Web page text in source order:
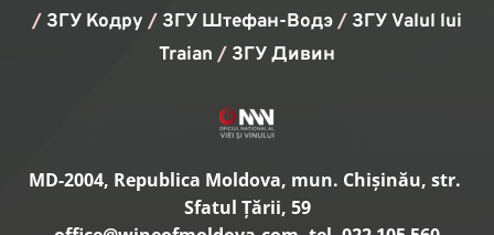
/ ЗГУ Кодру / ЗГУ Штефан-Водэ / ЗГУ Valul lui
Traian / ЗГУ Дивин
MD-2004, Republica Moldova, mun. Chișinău, str.
Sfatul Țării, 59